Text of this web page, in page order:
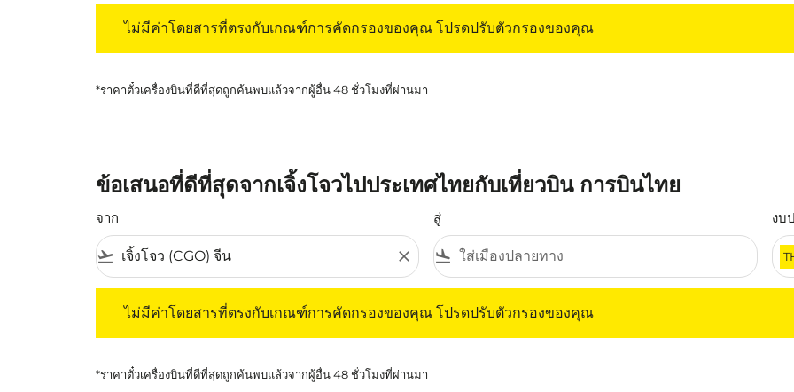
ไม่มีค่าโดยสารที่ตรงกับเกณฑ์การคัดกรองของคุณ โปรดปรับตัวกรองของคุณ
*ราคาตั๋วเครื่องบินที่ดีที่สุดถูกค้นพบแล้วจากผู้อื่น 48 ชั่วโมงที่ผ่านมา
ข้อเสนอที่ดีที่สุดจากเจิ้งโจวไปประเทศไทยกับเที่ยวบิน การบินไทย
จาก
flight_takeoff close
สู่
flight_land
งบ
ไม่มีค่าโดยสารที่ตรงกับเกณฑ์การคัดกรองของคุณ โปรดปรับตัวกรองของคุณ
*ราคาตั๋วเครื่องบินที่ดีที่สุดถูกค้นพบแล้วจากผู้อื่น 48 ชั่วโมงที่ผ่านมา